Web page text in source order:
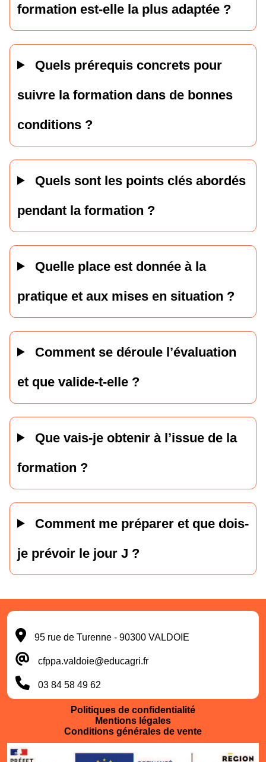
formation est-elle la plus adaptée ?
Quels prérequis concrets pour
suivre la formation dans de bonnes
conditions ?
Quels sont les points clés abordés
pendant la formation ?
Quelle place est donnée à la
pratique et aux mises en situation ?
Comment se déroule l’évaluation
et que valide-t-elle ?
Que vais-je obtenir à l’issue de la
formation ?
Comment me préparer et que dois-
je prévoir le jour J ?
95 rue de Turenne - 90300 VALDOIE
cfppa.valdoie@educagri.fr
03 84 58 49 62
Politiques de confidentialité
Mentions légales
Conditions générales de vente